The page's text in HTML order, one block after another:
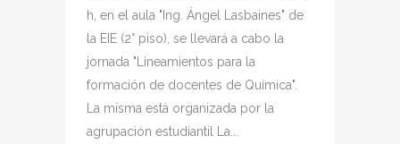
h, en el aula "Ing. Ángel Lasbaines" de
la EIE (2° piso), se llevará a cabo la
jornada "Lineamientos para la
formación de docentes de Química".
La misma está organizada por la
agrupación estudiantil La...